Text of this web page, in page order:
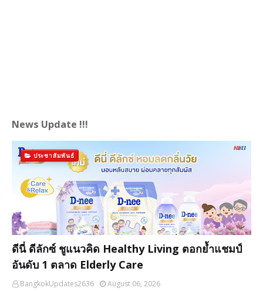
News Update !!!
ประชาสัมพันธ์
ดีนี่ ดีลักซ์ ชูแนวคิด Healthy Living ตอกย้ำแชมป์
อันดับ 1 ตลาด Elderly Care
BangkokUpdates2636
August 06, 2026